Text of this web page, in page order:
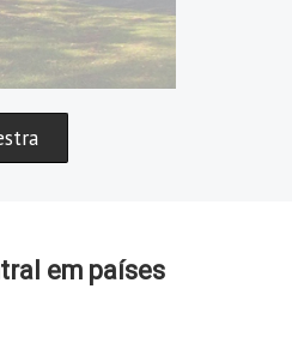
em países